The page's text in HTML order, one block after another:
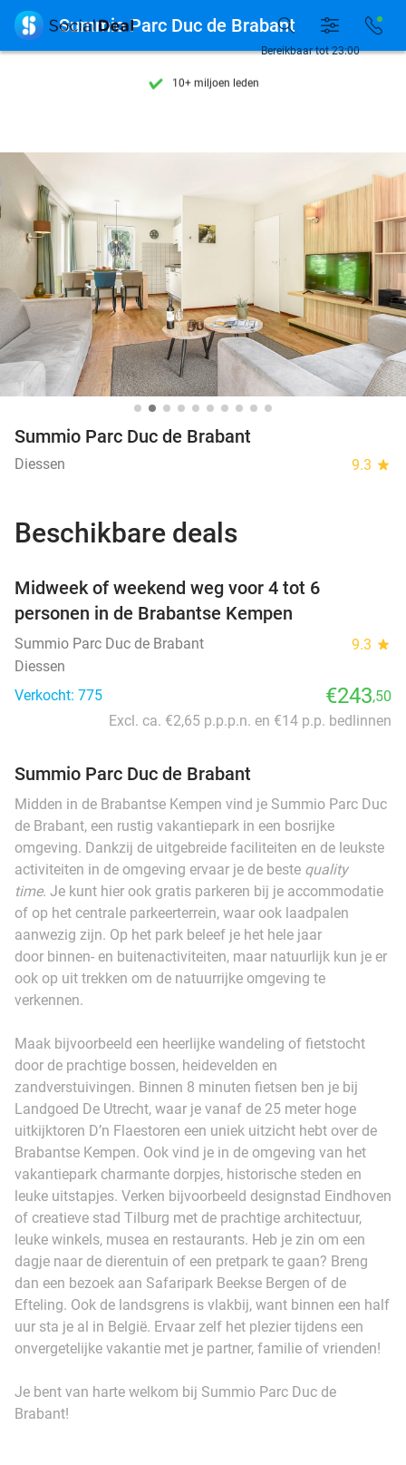
7 dagen per week beschikbaar
10+ miljoen leden
10+ miljoen leden
Bereikbaar tot 23:00
 Summio Parc Duc de Brabant
Summio Parc Duc de Brabant
Diessen 9.3 star
Beschikbare deals
Midweek of weekend weg voor 4 tot 6
personen in de Brabantse Kempen
Summio Parc Duc de Brabant 9.3 star
Diessen
Verkocht: 775
€243,50
Excl. ca. €2,65 p.p.p.n. en €14 p.p. bedlinnen
Summio Parc Duc de Brabant
Midden in de Brabantse Kempen vind je Summio Parc Duc
de Brabant, een rustig vakantiepark in een bosrijke
omgeving. Dankzij de uitgebreide faciliteiten en de leukste
activiteiten in de omgeving ervaar je de beste quality
time. Je kunt hier ook gratis parkeren bij je accommodatie
of op het centrale parkeerterrein, waar ook laadpalen
aanwezig zijn. Op het park beleef je het hele jaar
door binnen- en buitenactiviteiten, maar natuurlijk kun je er
ook op uit trekken om de natuurrijke omgeving te
verkennen.
Maak bijvoorbeeld een heerlijke wandeling of fietstocht
door de prachtige bossen, heidevelden en
zandverstuivingen. Binnen 8 minuten fietsen ben je bij
Landgoed De Utrecht, waar je vanaf de 25 meter hoge
uitkijktoren D’n Flaestoren een uniek uitzicht hebt over de
Brabantse Kempen. Ook vind je in de omgeving van het
vakantiepark charmante dorpjes, historische steden en
leuke uitstapjes. Verken bijvoorbeeld designstad Eindhoven
of creatieve stad Tilburg met de prachtige architectuur,
leuke winkels, musea en restaurants. Heb je zin om een
dagje naar de dierentuin of een pretpark te gaan? Breng
dan een bezoek aan Safaripark Beekse Bergen of de
Efteling. Ook de landsgrens is vlakbij, want binnen een half
uur sta je al in België. Ervaar zelf het plezier tijdens een
onvergetelijke vakantie met je partner, familie of vrienden!
Je bent van harte welkom bij Summio Parc Duc de
Brabant!